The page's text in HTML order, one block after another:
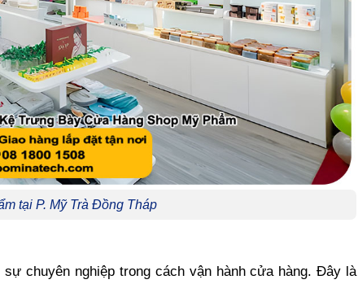
tại P. Mỹ Trà Đồng Tháp
chuyên nghiệp trong cách vận hành cửa hàng. Đây là